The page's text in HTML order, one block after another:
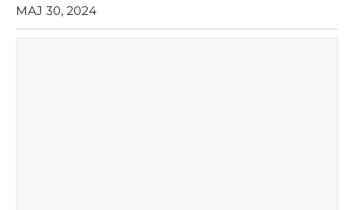
МАЈ 30, 2024